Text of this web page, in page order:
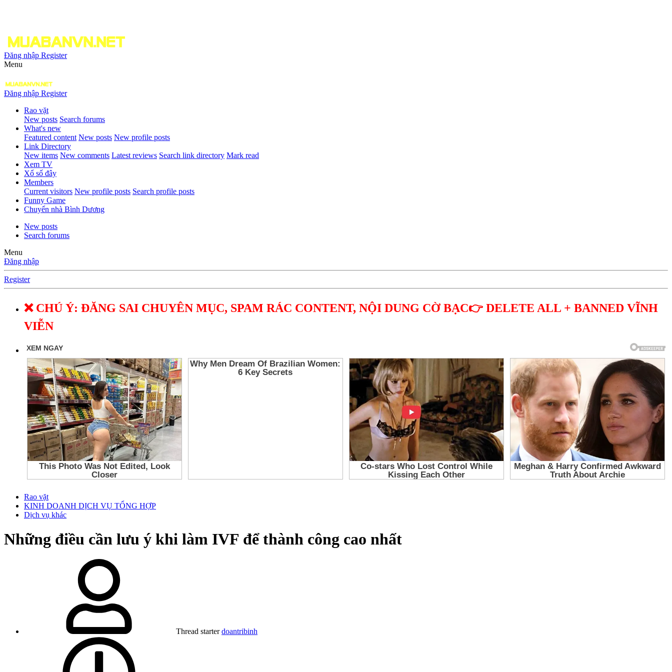
Đăng nhập Register
Menu
Đăng nhập Register
Rao vặt
New posts Search forums
What's new
Featured content New posts New profile posts
Link Directory
New items New comments Latest reviews Search link directory Mark read
Xem TV
Xổ số đây
Members
Current visitors New profile posts Search profile posts
Funny Game
Chuyển nhà Bình Dương
New posts
Search forums
Menu
Đăng nhập
Register
❌ CHÚ Ý: ĐĂNG SAI CHUYÊN MỤC, SPAM RÁC CONTENT, NỘI DUNG CỜ BẠC👉 DELETE ALL + BANNED VĨNH
VIỄN
Rao vặt
KINH DOANH DỊCH VỤ TỔNG HỢP
Dịch vụ khác
Những điều cần lưu ý khi làm IVF để thành công cao nhất
Thread starter doantribinh